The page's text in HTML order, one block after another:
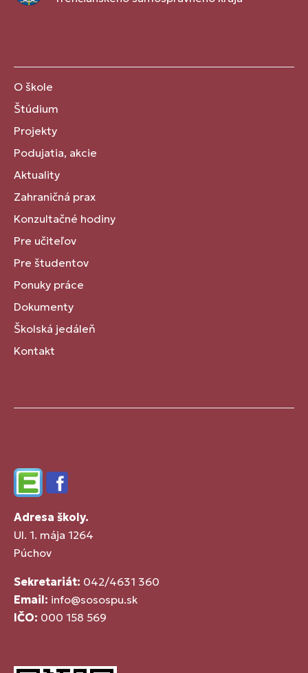
O škole
Štúdium
Projekty
Podujatia, akcie
Aktuality
Zahraničná prax
Konzultačné hodiny
Pre učiteľov
Pre študentov
Ponuky práce
Dokumenty
Školská jedáleň
Kontakt
EdupageFacebook
Adresa školy.
Ul. 1. mája 1264
Púchov
Sekretariát: 042/4631 360
Email: info@sosospu.sk
IČO: 000 158 569